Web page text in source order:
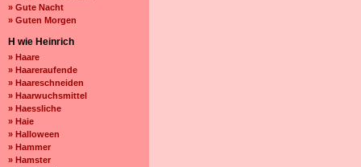
» Gute Nacht
» Guten Morgen
H wie Heinrich
» Haare
» Haareraufende
» Haareschneiden
» Haarwuchsmittel
» Haessliche
» Haie
» Halloween
» Hammer
» Hamster